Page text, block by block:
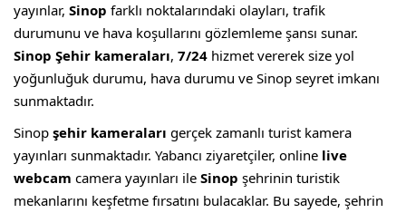
yayınlar, Sinop farklı noktalarındaki olayları, trafik
durumunu ve hava koşullarını gözlemleme şansı sunar.
Sinop Şehir kameraları, 7/24 hizmet vererek size yol
yoğunluğuk durumu, hava durumu ve Sinop seyret imkanı
sunmaktadır.
Sinop şehir kameraları gerçek zamanlı turist kamera
yayınları sunmaktadır. Yabancı ziyaretçiler, online live
webcam camera yayınları ile Sinop şehrinin turistik
mekanlarını keşfetme fırsatını bulacaklar. Bu sayede, şehrin